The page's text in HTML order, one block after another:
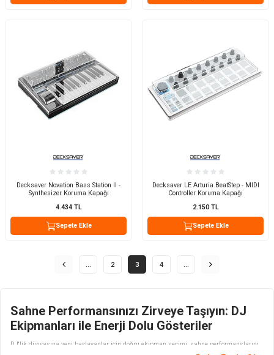
Decksaver Novation Bass Station II -
Synthesizer Koruma Kapağı
4.434TL
Sepete Ekle
Decksaver LE Arturia BeatStep - MIDI
Controller Koruma Kapağı
2.150TL
Sepete Ekle
2 3 4
Sahne Performansınızı Zirveye Taşıyın: DJ
Ekipmanları ile Enerji Dolu Gösteriler
DJ'lik dünyasına yeni başlayanlar için doğru ekipman seçimi, sahne performanslarını